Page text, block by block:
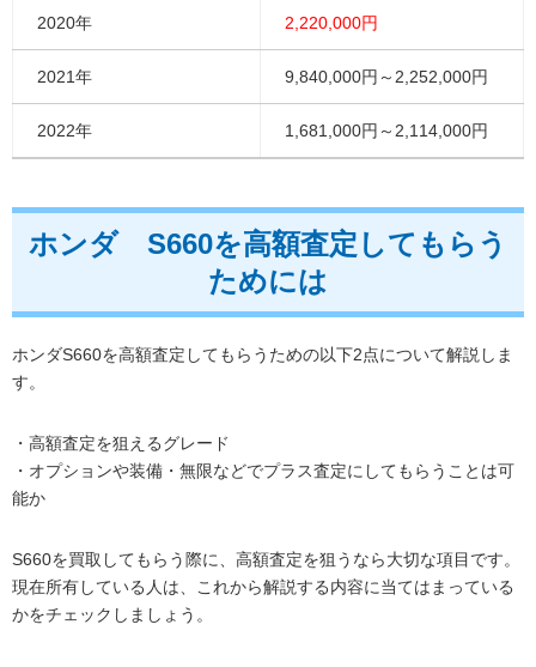
2020年 2,220,000円
2021年 9,840,000円～2,252,000円
2022年 1,681,000円～2,114,000円
ホンダ S660を高額査定してもらう
ためには
ホンダS660を高額査定してもらうための以下2点について解説しま
す。
・高額査定を狙えるグレード
・オプションや装備・無限などでプラス査定にしてもらうことは可
能か
S660を買取してもらう際に、高額査定を狙うなら大切な項目です。
現在所有している人は、これから解説する内容に当てはまっている
かをチェックしましょう。